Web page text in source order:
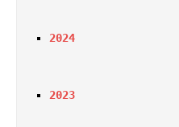
2024
2023